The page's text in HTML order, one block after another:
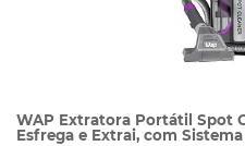
WAP Extratora Portátil Spot
Esfrega e Extrai, com